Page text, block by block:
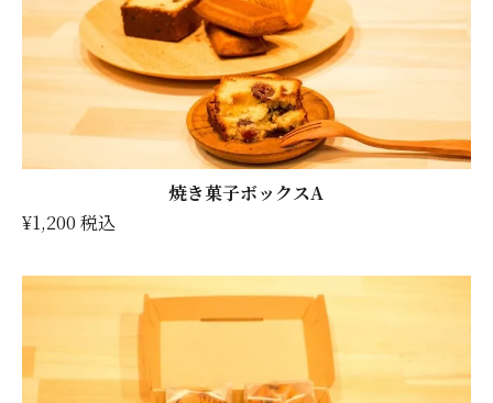
焼き菓子ボックスA
¥1,200 税込